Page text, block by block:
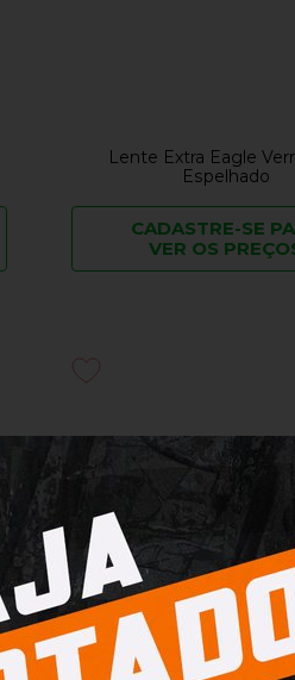
Lente Extra Eagle
Espelhado
CADASTRE-SE
VER OS